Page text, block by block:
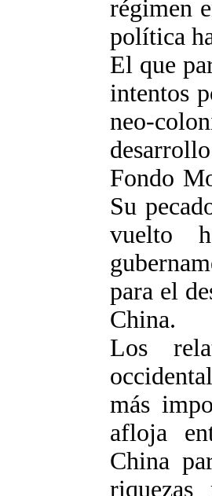
régimen
política
El que
intentos
neo-
Fondo
Su
vuelto
para el
China.
Los
más
afloja
China
riquezas